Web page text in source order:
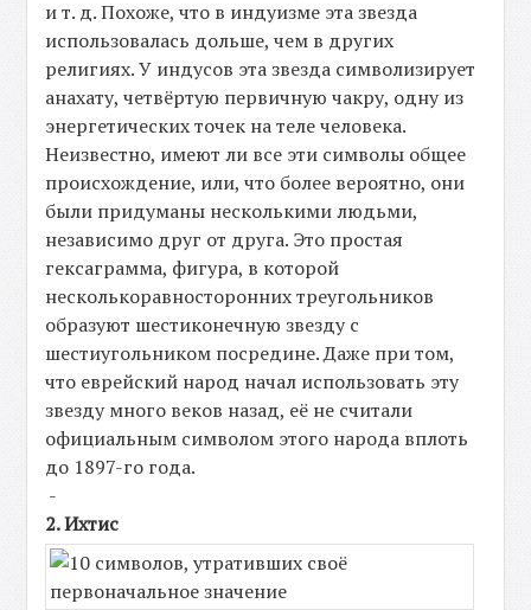
и т. д. Похоже, что в индуизме эта звезда
использовалась дольше, чем в других
религиях. У индусов эта звезда символизирует
анахату, четвёртую первичную чакру, одну из
энергетических точек на теле человека.
Неизвестно, имеют ли все эти символы общее
происхождение, или, что более вероятно, они
были придуманы несколькими людьми,
независимо друг от друга. Это простая
гексаграмма, фигура, в которой
несколькоравносторонних треугольников
образуют шестиконечную звезду с
шестиугольником посредине. Даже при том,
что еврейский народ начал использовать эту
звезду много веков назад, её не считали
официальным символом этого народа вплоть
до 1897-го года.
-
2. Ихтис